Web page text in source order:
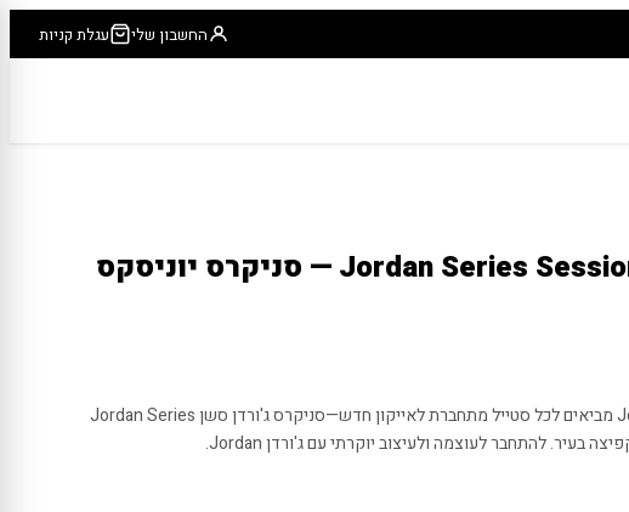
החשבון שלי עגלת קניות
ג'ורדן סשן Jordan Series Session — סניקרס יוניסקס
התחושה שג'ורדן Jordan מביאים לכל סטייל מתחברת לאייקון חדש—סניקרס ג'ורדן סשן Jordan Series